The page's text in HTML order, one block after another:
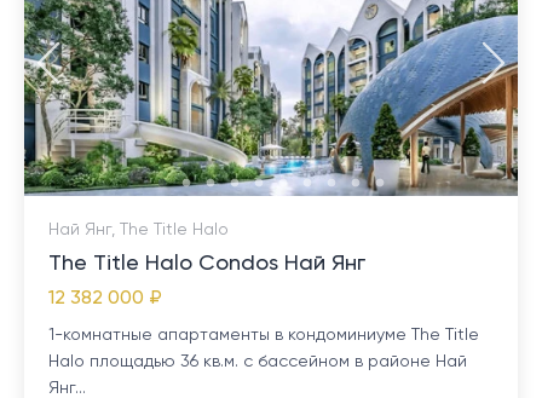
Най Янг, The Title Halo
The Title Halo Condos Най Янг
12 382 000 ₽
1-комнатные апартаменты в кондоминиуме The Title
Halo площадью 36 кв.м. с бассейном в районе Най
Янг...